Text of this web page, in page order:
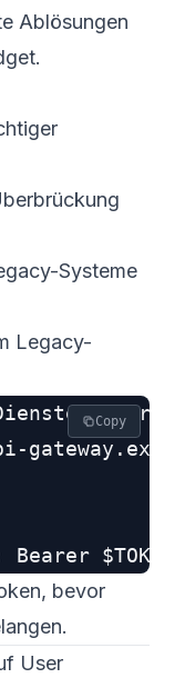
Ablösungen
Systeme
Legacy-
über
Copy
bevor
User